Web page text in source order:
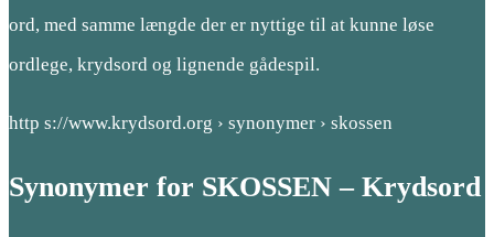
ord, med samme længde der er nyttige til at kunne løse
ordlege, krydsord og lignende gådespil.
http s://www.krydsord.org › synonymer › skossen
Synonymer for SKOSSEN – Krydsord